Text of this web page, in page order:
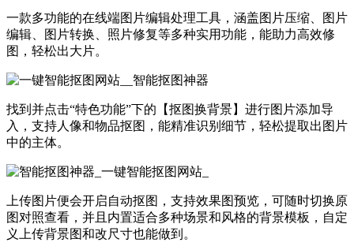
一款多功能的在线端图片编辑处理工具，涵盖图片压缩、图片
编辑、图片转换、照片修复等多种实用功能，能助力高效修
图，轻松出大片。
找到并点击“特色功能”下的【抠图换背景】进行图片添加导
入，支持人像和物品抠图，能精准识别细节，轻松提取出图片
中的主体。
上传图片便会开启自动抠图，支持效果图预览，可随时切换原
图对照查看，并且内置适合多种场景和风格的背景模板，自定
义上传背景图和改尺寸也能做到。